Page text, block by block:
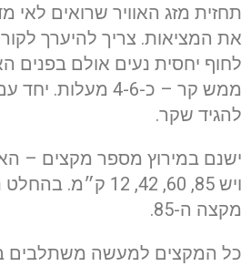
תחזית מזג האוויר שרואים
את המציאות. צריך להיערך
לחוף יחסית נעים אולם בפנים
ממש קר – כ-4-6
להגיד שקר.
ויש 85, 60, 42, 12
מקצה ה-85.
כל המקצים למעשה משתלבים